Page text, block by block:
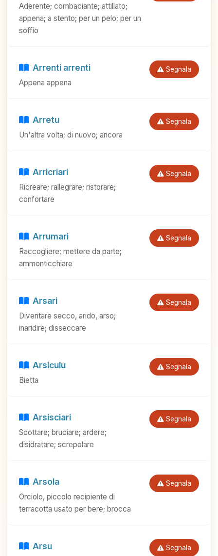
Aderente; combaciante; attillato;
appena; a stento; per un pelo; per un
soffio
Arrenti arrenti
Appena appena
Segnala
Arretu
Un'altra volta; di nuovo; ancora
Segnala
Arricriari
Ricreare; rallegrare; ristorare;
confortare
Segnala
Arrumari
Raccogliere; mettere da parte;
ammonticchiare
Segnala
Arsari
Diventare secco, arido, arso;
inaridire; disseccare
Segnala
Arsiculu
Bietta
Segnala
Arsisciari
Scottare; bruciare; ardere;
disidratare; screpolare
Segnala
Arsola
Orciolo, piccolo recipiente di
terracotta usato per bere; brocca
Segnala
Arsu Segnala